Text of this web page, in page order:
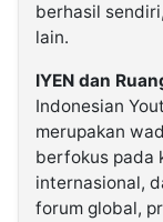
berhasil
lain.
IYEN dan
Indonesian
merupakan
berfokus pada
internasional,
forum global,